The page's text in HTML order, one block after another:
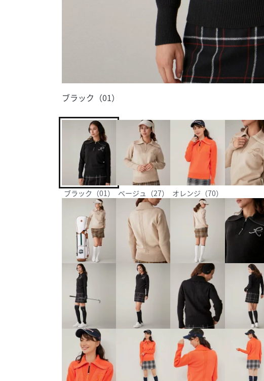
ブラック（01）
ブラック（01） ベージュ（27） オレンジ（70）